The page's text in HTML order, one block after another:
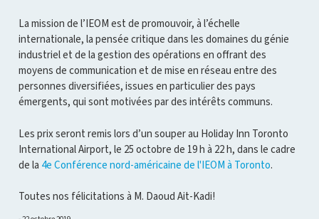
La mission de l’IEOM est de promouvoir, à l’échelle
internationale, la pensée critique dans les domaines du génie
industriel et de la gestion des opérations en offrant des
moyens de communication et de mise en réseau entre des
personnes diversifiées, issues en particulier des pays
émergents, qui sont motivées par des intérêts communs.
Les prix seront remis lors d’un souper au Holiday Inn Toronto
International Airport, le 25 octobre de 19 h à 22 h, dans le cadre
de la 4e Conférence nord-américaine de l'IEOM à Toronto.
Toutes nos félicitations à M. Daoud Ait-Kadi!